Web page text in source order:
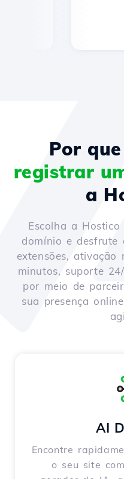
Por
registrar
a
Escolha a
domínio e desfrute
extensões, ativação
minutos, suporte
por meio de
sua presença
AI
Encontre
o seu site